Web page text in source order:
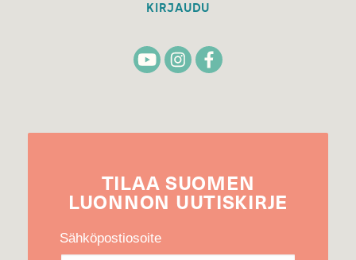
KIRJAUDU
TILAA SUOMEN
LUONNON UUTIS­KIRJE
Sähköpostiosoite